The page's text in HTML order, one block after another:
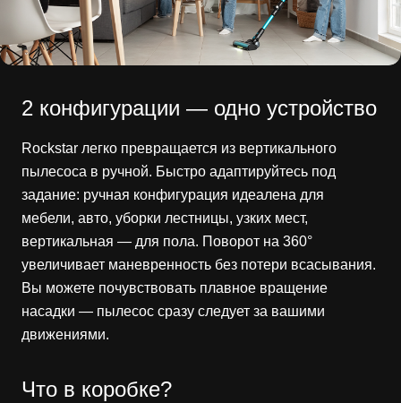
2 конфигурации — одно устройство
Rockstar легко превращается из вертикального
пылесоса в ручной. Быстро адаптируйтесь под
задание: ручная конфигурация идеалена для
мебели, авто, уборки лестницы, узких мест,
вертикальная — для пола. Поворот на 360°
увеличивает маневренность без потери всасывания.
Вы можете почувствовать плавное вращение
насадки — пылесос сразу следует за вашими
движениями.
Что в коробке?